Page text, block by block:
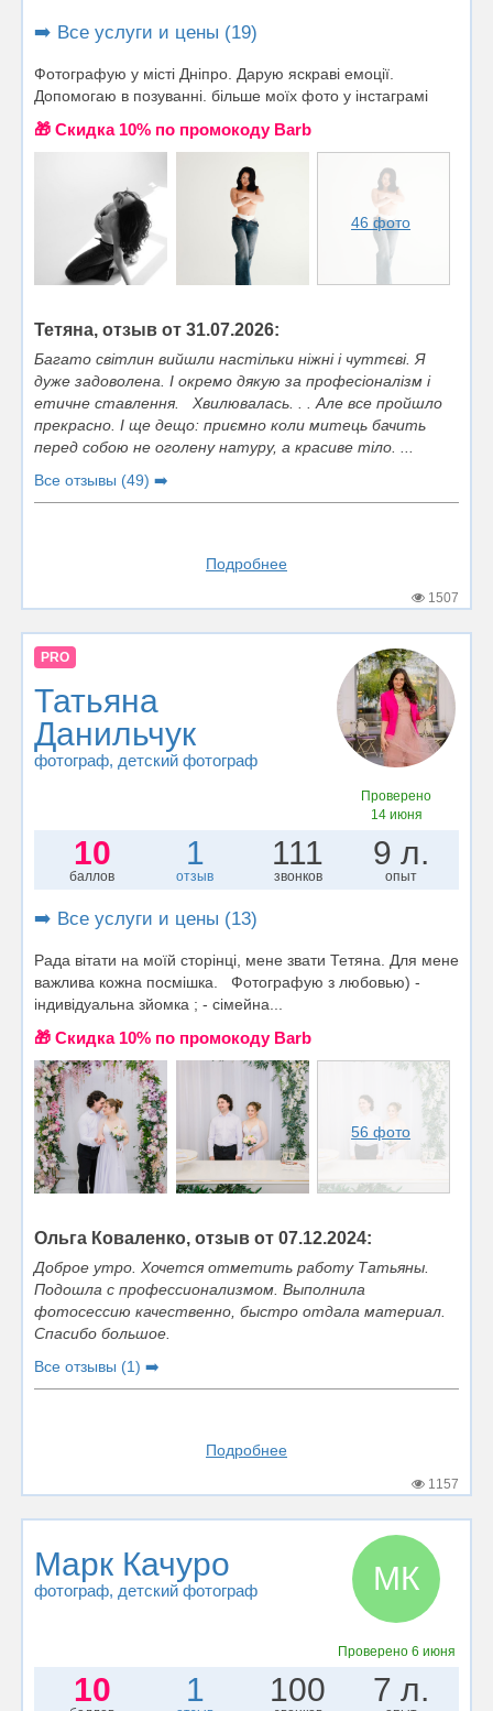
➡️ Все услуги и цены (19)
Фотографую у місті Дніпро. Дарую яскраві емоції.
Допомогаю в позуванні. більше моїх фото у інстаграмі
🎁 Cкидка 10% по промокоду Barb
46 фото
Тетяна, отзыв от 31.07.2026:
Багато світлин вийшли настільки ніжні і чуттєві. Я
дуже задоволена. І окремо дякую за професіоналізм і
етичне ставлення. Хвилювалась. . . Але все пройшло
прекрасно. І ще дещо: приємно коли митець бачить
перед собою не оголену натуру, а красиве тіло. ...
Все отзывы (49) ➡️
Подробнее
1507
PRO
Татьяна
Данильчук
фотограф, детский фотограф
Проверено
14 июня
10
баллов
1
отзыв
111
звонков
9 л.
опыт
➡️ Все услуги и цены (13)
Рада вітати на моїй сторінці, мене звати Тетяна. Для мене
важлива кожна посмішка. Фотографую з любовью) -
індивідуальна зйомка ; - сімейна...
🎁 Cкидка 10% по промокоду Barb
56 фото
Ольга Коваленко, отзыв от 07.12.2024:
Доброе утро. Хочется отметить работу Татьяны.
Подошла с профессионализмом. Выполнила
фотосессию качественно, быстро отдала материал.
Спасибо большое.
Все отзывы (1) ➡️
Подробнее
1157
Марк Качуро
фотограф, детский фотограф МК
Проверено 6 июня
10 1 100 7 л.